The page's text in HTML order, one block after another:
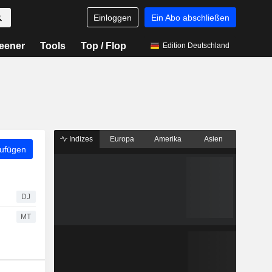
Einloggen Ein Abo abschließen
Tools Top / Flop Edition Deutschland
DJ
MT
Indizes Europa Amerika Asien